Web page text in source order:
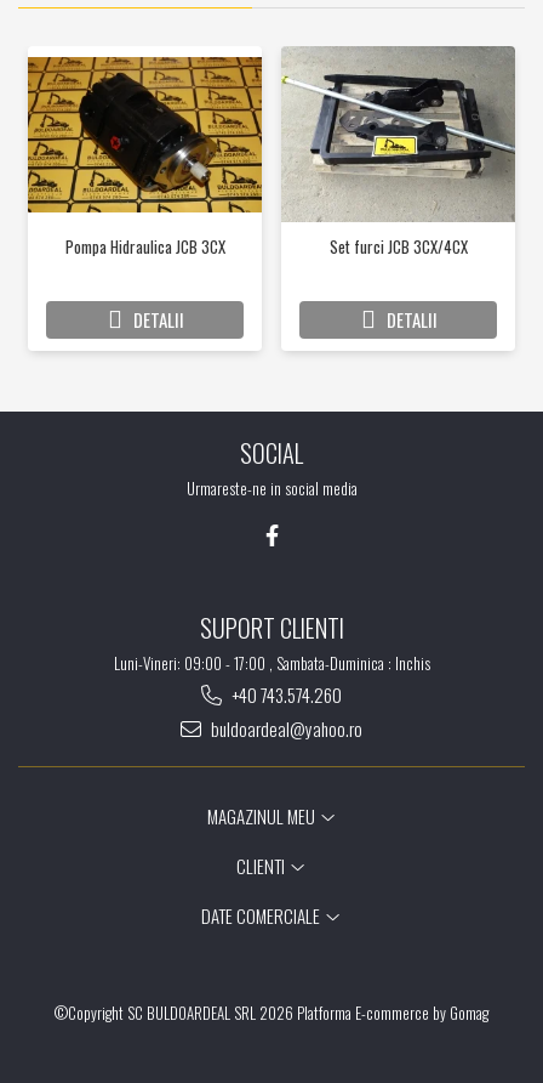
Pompa Hidraulica JCB 3CX
DETALII
Set furci JCB 3CX/4CX
DETALII
SOCIAL
Urmareste-ne in social media
SUPORT CLIENTI
Luni-Vineri: 09:00 - 17:00 , Sambata-Duminica : Inchis
+40 743.574.260
buldoardeal@yahoo.ro
MAGAZINUL MEU
CLIENTI
DATE COMERCIALE
©Copyright SC BULDOARDEAL SRL 2026 Platforma E-commerce by Gomag